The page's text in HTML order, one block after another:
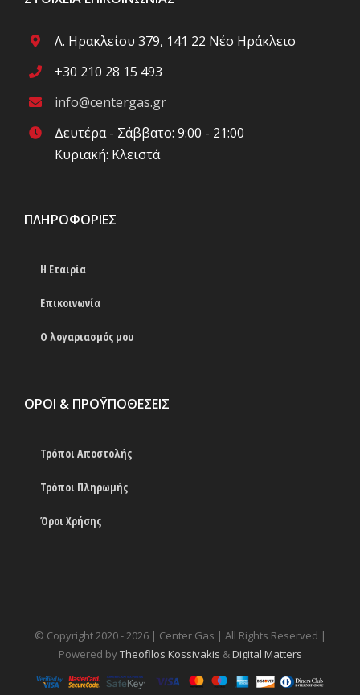
Λ. Ηρακλείου 379, 141 22 Νέο Ηράκλειο
+30 210 28 15 493
info@centergas.gr
Δευτέρα - Σάββατο: 9:00 - 21:00
Κυριακή: Κλειστά
ΠΛΗΡΟΦΟΡΊΕΣ
Η Εταιρία
Επικοινωνία
Ο λογαριασμός μου
ΟΡΟΙ & ΠΡΟΫΠΟΘΕΣΕΙΣ
Τρόποι Αποστολής
Τρόποι Πληρωμής
Όροι Χρήσης
© Copyright 2020 -2026 | Center Gas | All Rights Reserved |
Powered byTheofilos Kossivakis &Digital Matters